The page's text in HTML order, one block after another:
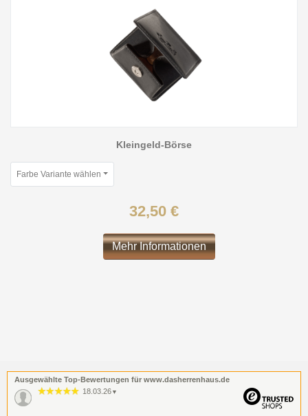
Kleingeld-Börse
Farbe Variante wählen
32,50 €
Mehr Informationen
Ausgewählte Top-Bewertungen für www.dasherrenhaus.de
18.03.26 ▼